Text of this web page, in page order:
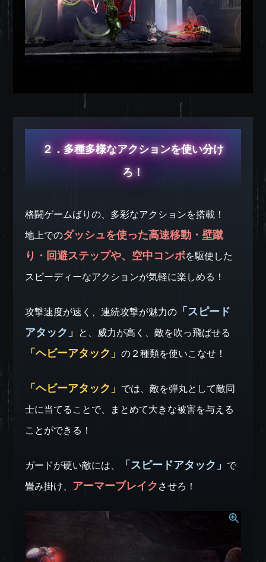
２．多種多様なアクションを使い分け
ろ！
格闘ゲームばりの、多彩なアクションを搭載！
地上でのダッシュを使った高速移動・壁蹴
り・回避ステップや、空中コンボを駆使した
スピーディーなアクションが気軽に楽しめる！
攻撃速度が速く、連続攻撃が魅力の 「スピード
アタック」
と、威力が高く、敵を吹っ飛ばせる
「ヘビーアタック」の２種類を使いこなせ！
「ヘビーアタック」 では、敵を弾丸として敵同
士に当てることで、まとめて大きな被害を与える
ことができる！
ガードが硬い敵には、 「スピードアタック」 で
畳み掛け、 アーマーブレイク させろ！